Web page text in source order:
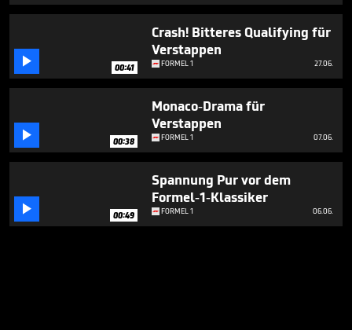
 00:41
Crash! Bitteres Qualifying für
Verstappen
FORMEL 1 27.06.
 00:38
Monaco-Drama für
Verstappen
FORMEL 1 07.06.
 00:49
Spannung Pur vor dem
Formel-1-Klassiker
FORMEL 1 06.06.